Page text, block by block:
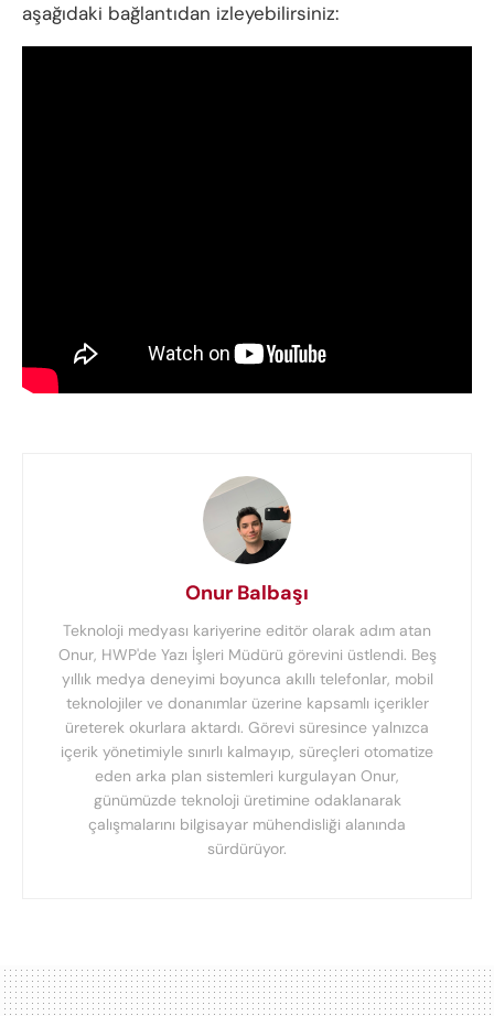
aşağıdaki bağlantıdan izleyebilirsiniz:
Onur Balbaşı
Teknoloji medyası kariyerine editör olarak adım atan
Onur, HWP'de Yazı İşleri Müdürü görevini üstlendi. Beş
yıllık medya deneyimi boyunca akıllı telefonlar, mobil
teknolojiler ve donanımlar üzerine kapsamlı içerikler
üreterek okurlara aktardı. Görevi süresince yalnızca
içerik yönetimiyle sınırlı kalmayıp, süreçleri otomatize
eden arka plan sistemleri kurgulayan Onur,
günümüzde teknoloji üretimine odaklanarak
çalışmalarını bilgisayar mühendisliği alanında
sürdürüyor.